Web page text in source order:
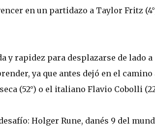
en un partidazo a Taylor Fritz
y rapidez para desplazarse de lado a
ya que antes dejó en el camino
(52°) o el italiano Flavio Cobolli
Holger Rune, danés 9 del